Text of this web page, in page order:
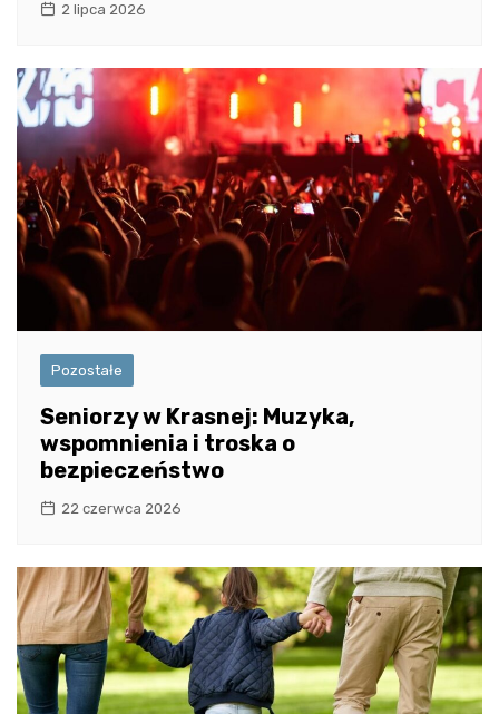
2 lipca 2026
Pozostałe
Seniorzy w Krasnej: Muzyka,
wspomnienia i troska o
bezpieczeństwo
22 czerwca 2026